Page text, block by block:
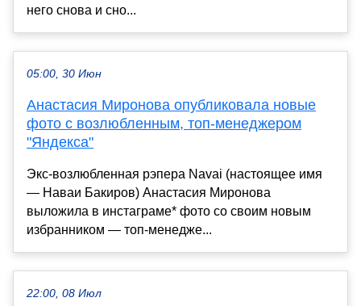
него снова и сно...
05:00, 30 Июн
Анастасия Миронова опубликовала новые
фото с возлюбленным, топ-менеджером
"Яндекса"
Экс-возлюбленная рэпера Navai (настоящее имя
— Наваи Бакиров) Анастасия Миронова
выложила в инстаграме* фото со своим новым
избранником — топ-менедже...
22:00, 08 Июл